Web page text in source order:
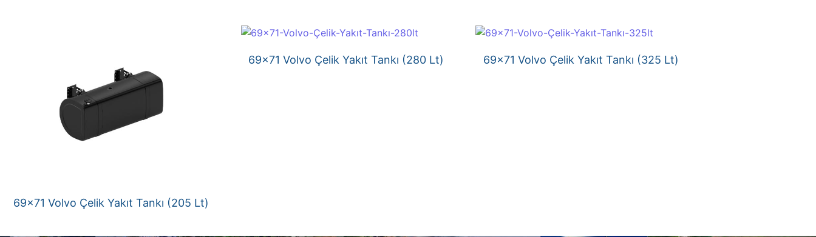
69×71 Volvo Çelik Yakıt Tankı (205 Lt)
69×71 Volvo Çelik Yakıt Tankı (280 Lt) 69×71 Volvo Çelik Yakıt Tankı (325 Lt)